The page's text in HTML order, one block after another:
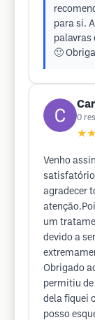
para si.
palavras
🙂
0
Venho
satisfatório
agradecer
um
devido a
Obrigado
permitiu
dela fiquei
posso